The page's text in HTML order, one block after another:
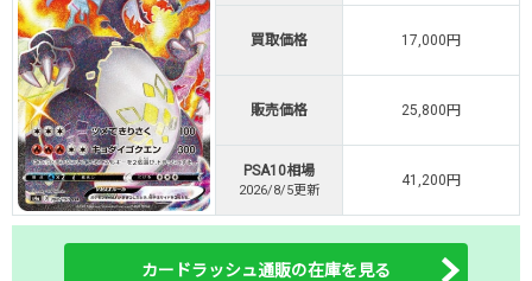
オリくじ
TORAオリパ
・リリース1周年イベント開催中！
・新規登録で最大90%OFF
初回登録で4種類アド確解放
TORAオリパ公式はこちら ＞
買取価格 17,000円
販売価格 25,800円
PSA10相場
2026/8/5更新
41,200円
カードラッシュ通販の在庫を見る